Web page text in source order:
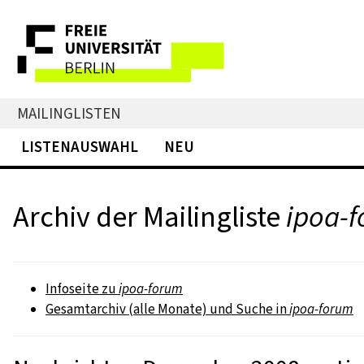
MAILINGLISTEN
LISTENAUSWAHL
NEU
Archiv der Mailinglisteipoa-
Infoseite zuipoa-forum
Gesamtarchiv (alle Monate) und Suche inipoa-forum